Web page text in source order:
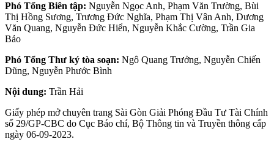
Phó Tổng Biên tập: Nguyễn Ngọc Anh, Phạm Văn Trường, Bùi
Thị Hồng Sương, Trương Đức Nghĩa, Phạm Thị Vân Anh, Dương
Văn Quang, Nguyễn Đức Hiển, Nguyễn Khắc Cường, Trần Gia
Bảo
Phó Tổng Thư ký tòa soạn: Ngô Quang Trưởng, Nguyễn Chiến
Dũng, Nguyễn Phước Bình
Nội dung: Trần Hải
Giấy phép mở chuyên trang Sài Gòn Giải Phóng Đầu Tư Tài Chính
số 29/GP-CBC do Cục Báo chí, Bộ Thông tin và Truyền thông cấp
ngày 06-09-2023.